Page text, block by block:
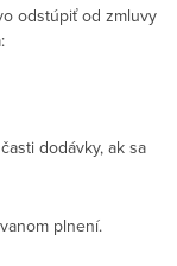
odstúpiť od zmluvy
dodávky, ak sa
plnení.